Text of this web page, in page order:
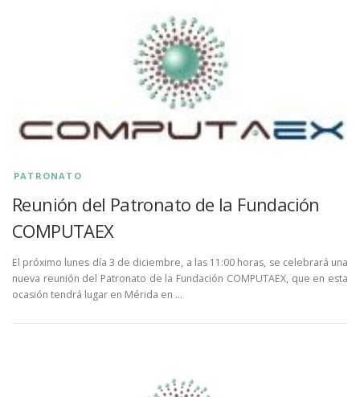
PATRONATO
Reunión del Patronato de la Fundación
COMPUTAEX
El próximo lunes día 3 de diciembre, a las 11:00 horas, se celebrará una
nueva reunión del Patronato de la Fundación COMPUTAEX, que en esta
ocasión tendrá lugar en Mérida en …